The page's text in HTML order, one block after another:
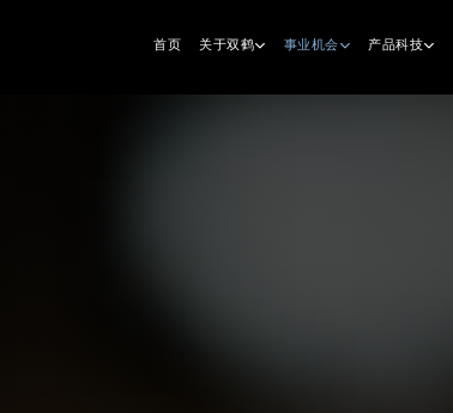
首页 关于双鹤 事业机会 产品科技